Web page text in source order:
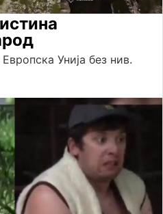
Унија без нив.